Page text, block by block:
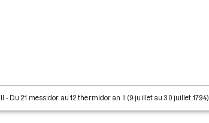
- Du 21 messidor au 12 thermidor an II (9 juillet au 30 juillet 1794)